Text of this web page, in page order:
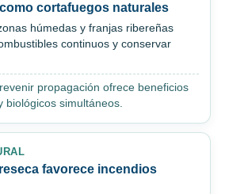
cortafuegos naturales
húmedas y franjas ribereñas
continuos y conservar
propagación ofrece beneficios
biológicos simultáneos.
favorece incendios